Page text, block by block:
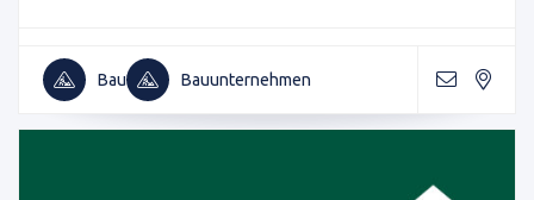
Bau Bauunternehmen